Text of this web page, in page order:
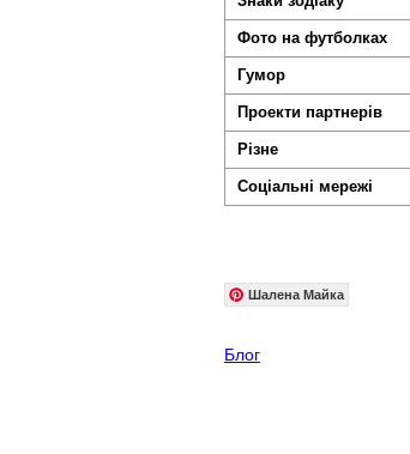
Фото на футболках
Гумор
Проекти партнерів
Різне
Соціальні мережі
Шалена Майка
Блог